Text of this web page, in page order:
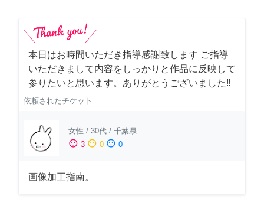
本日はお時間いただき指導感謝致します ご指導
いただきまして内容をしっかりと作品に反映して
参りたいと思います。ありがとうございました‼️
依頼されたチケット
女性 / 30代 / 千葉県
sentiment_satisfied 3 sentiment_neutral 0 sentiment_dissatisfied 0
画像加工指南。